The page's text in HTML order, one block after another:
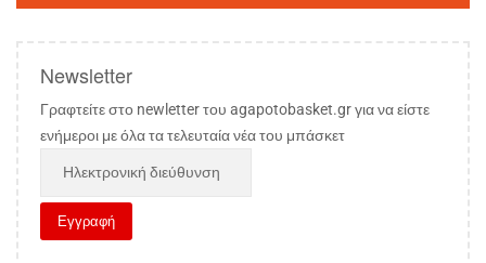
Newsletter
Γραφτείτε στο newletter του agapotobasket.gr για να είστε
ενήμεροι με όλα τα τελευταία νέα του μπάσκετ